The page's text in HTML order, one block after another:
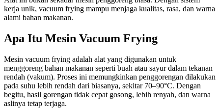
kerja unik, vacuum frying mampu menjaga kualitas, rasa, dan warna
alami bahan makanan.
Apa Itu Mesin Vacuum Frying
Mesin vacuum frying adalah alat yang digunakan untuk
menggoreng bahan makanan seperti buah atau sayur dalam tekanan
rendah (vakum). Proses ini memungkinkan penggorengan dilakukan
pada suhu lebih rendah dari biasanya, sekitar 70–90°C. Dengan
begitu, hasil gorengan tidak cepat gosong, lebih renyah, dan warna
aslinya tetap terjaga.